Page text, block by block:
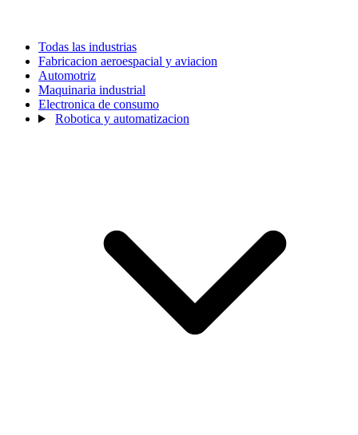
Todas las industrias
Fabricacion aeroespacial y aviacion
Automotriz
Maquinaria industrial
Electronica de consumo
Robotica y automatizacion